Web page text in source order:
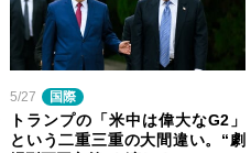
5/27 国際
トランプの「米中は偉大なG2」
という二重三重の大間違い。“劇